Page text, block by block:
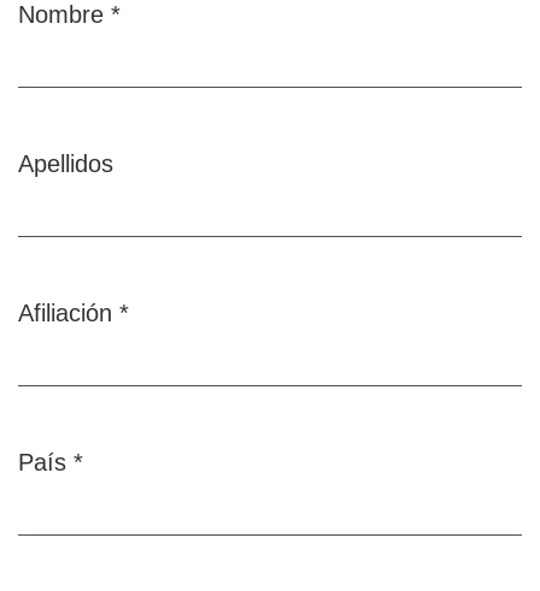
Nombre *
Apellidos
Afiliación *
País *